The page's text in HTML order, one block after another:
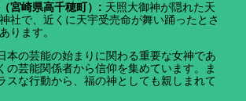
宮崎県高千穂町）: 天照大御神が隠れた天
社で、近くに天宇受売命が舞い踊ったとさ
ります。
本の芸能の始まりに関わる重要な女神であ
の芸能関係者から信仰を集めています。ま
スな行動から、福の神としても親しまれて